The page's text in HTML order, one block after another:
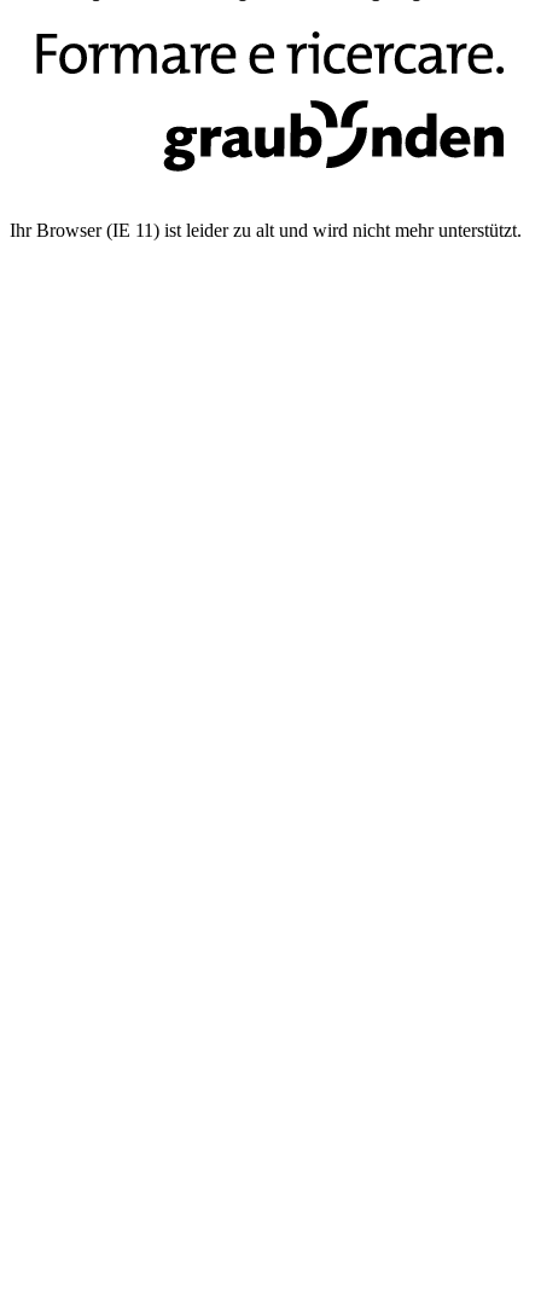
Ihr Browser (IE 11) ist leider zu alt und wird nicht mehr unterstützt.